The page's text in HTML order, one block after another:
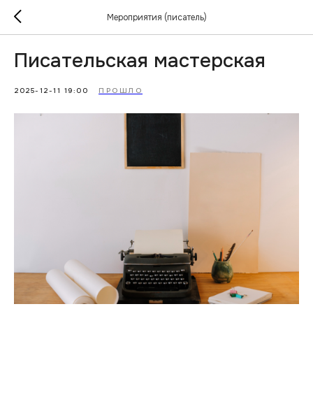
Мероприятия (писатель)
Писательская мастерская
2025-12-11 19:00 ПРОШЛО